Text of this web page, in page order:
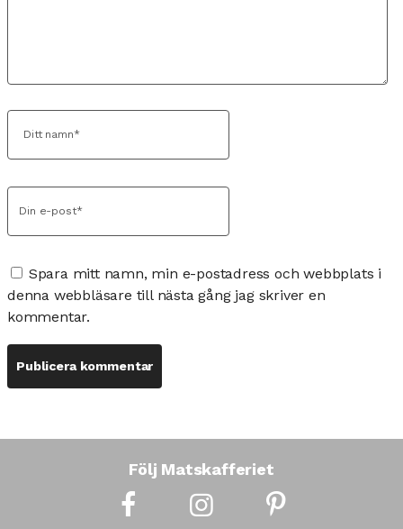
Spara mitt namn, min e-postadress och webbplats i
denna webbläsare till nästa gång jag skriver en
kommentar.
Följ Matskafferiet